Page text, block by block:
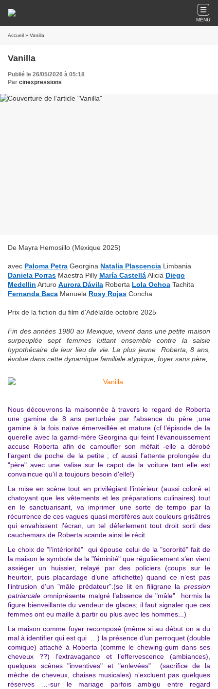
MENU
Accueil » Vanilla
Vanilla
Publié le 26/05/2026 à 05:18
Par cinexpressions
De Mayra Hemosillo (Mexique 2025)
avec Paloma Petra Georgina Natalia Plascencia Limbania
Daniela Porras Maestra Pilly María CastelláAlicia Diego
Medellin Arturo Aurora Dávila Roberta Lola Ochoa Tachita
Fernanda Baca Manuela Rosy Rojas Concha
Prix de la fiction du film d'Adélaïde octobre 2025
Fin des années 1980 au Mexique, vivent dans une petite maison
surpeuplée sept femmes luttant ensemble contre la saisie
hypothécaire de leur lieu de vie. La plus jeune Roberta, 8 ans,
évolue dans cette dynamique familiale atypique, foyer sans père,
Nous découvrons la maisonnée à travers le regard de Roberta
une gamine de 8 ans perturbée par l’absence du père ;une
gamine à la fois naïve émerveillée et mature (cf l’épisode de la
querelle avec la garnd-mère Georgina qui feint l’évanouissement
accuse Roberta afin de camoufler son méfait -elle a dérobé
l’argent de poche de la petite ; cf aussi l’attente prolongée du
"père" avec une valise sur le capot de la voiture tant elle est
convaincue qu'il a toujours besoin d'elle!)
La mise en scène tout en privilégiant l’intérieur (aussi coloré et
chatoyant que les vêtements et les préparations culinaires) tout
en le sanctuarisant, va imprimer une sorte de tempo par la
récurrence de ces vagues quasi mortifères aux couleurs grisâtres
qui envahissent l’écran, un tel déferlement tout droit sorti des
cauchemars de Roberta scande ainsi le récit.
Le choix de "l’intériorité" qui épouse celui de la "sororité" fait de
la maison le symbole de la "féminité" que régulièrement s’en vient
assiéger un huissier, relayé par des policiers (coups sur le
heurtoir, puis placardage d’une affichette) quand ce n’est pas
l’intrusion d’un "mâle prédateur".(se lit en filigrane la pression
patriarcale omniprésente malgré l’absence de "mâle" hormis la
figure bienveillante du vendeur de glaces; il faut signaler que ces
femmes ont eu maille à partir ou plus avec les hommes...)
La maison comme foyer recomposé (même si au début on a du
mal à identifier qui est qui …) la présence d’un perroquet (double
comique) attaché à Roberta (comme le chewing-gum dans ses
cheveux ??) l’extravagance et l’effervescence (ambiances),
quelques scènes "inventives" et "enlevées" (sacrifice de la
mèche de cheveux, chaises musicales) n’excluent pas quelques
réserves …-sur le mariage parfois ambigu entre regard